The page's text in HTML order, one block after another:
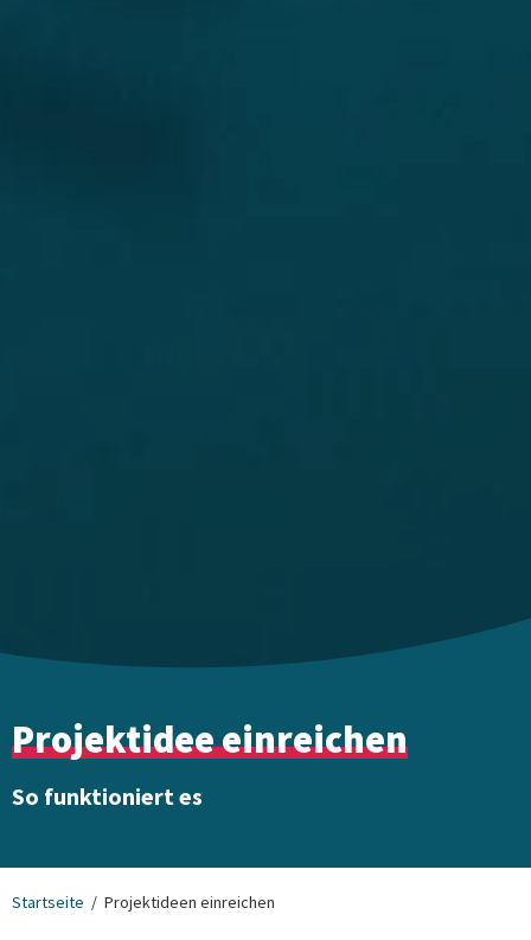
Projektidee einreichen
So funktioniert es
Startseite Projektideen einreichen